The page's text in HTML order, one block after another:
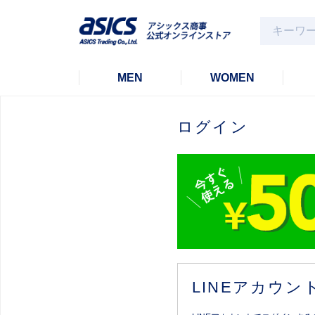
MEN WOMEN
ログイン
LINEアカウン